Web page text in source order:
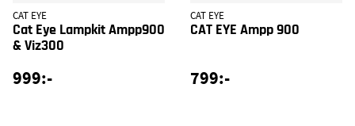
CAT EYE
Cat Eye Lampkit Ampp900
& Viz300
999:-
CAT EYE
CAT EYE Ampp 900
799:-